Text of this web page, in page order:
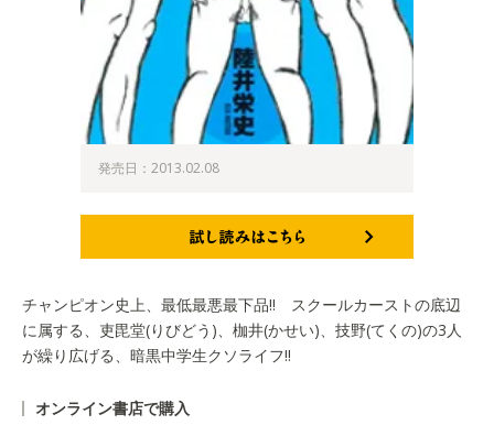
発売日：2013.02.08
チャンピオン史上、最低最悪最下品!! スクールカーストの底辺
に属する、吏毘堂(りびどう)、枷井(かせい)、技野(てくの)の3人
が繰り広げる、暗黒中学生クソライフ!!
オンライン書店で購入